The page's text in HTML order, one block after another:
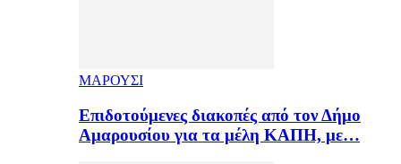
ΜΑΡΟΥΣΙ
Επιδοτούμενες διακοπές από τον Δήμο
Αμαρουσίου για τα μέλη ΚΑΠΗ, με…